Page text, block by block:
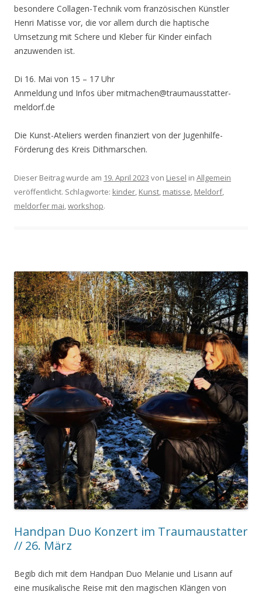
besondere Collagen-Technik vom französischen Künstler
Henri Matisse vor, die vor allem durch die haptische
Umsetzung mit Schere und Kleber für Kinder einfach
anzuwenden ist.
Di 16. Mai von 15 – 17 Uhr
Anmeldung und Infos über mitmachen@traumausstatter-
meldorf.de
Die Kunst-Ateliers werden finanziert von der Jugenhilfe-
Förderung des Kreis Dithmarschen.
Dieser Beitrag wurde am 19. April 2023 von Liesel in Allgemein
veröffentlicht. Schlagworte: kinder, Kunst, matisse, Meldorf,
meldorfer mai,workshop.
Handpan Duo Konzert im Traumaustatter
// 26. März
Begib dich mit dem Handpan Duo Melanie und Lisann auf
eine musikalische Reise mit den magischen Klängen von